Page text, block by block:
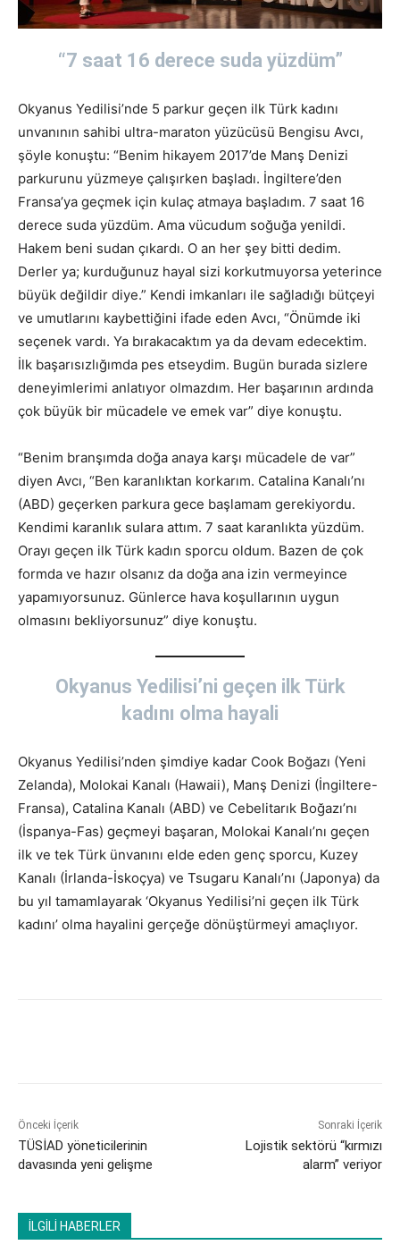
“7 saat 16 derece suda yüzdüm”
Okyanus Yedilisi’nde 5 parkur geçen ilk Türk kadını
unvanının sahibi ultra-maraton yüzücüsü Bengisu Avcı,
şöyle konuştu: “Benim hikayem 2017’de Manş Denizi
parkurunu yüzmeye çalışırken başladı. İngiltere’den
Fransa’ya geçmek için kulaç atmaya başladım. 7 saat 16
derece suda yüzdüm. Ama vücudum soğuğa yenildi.
Hakem beni sudan çıkardı. O an her şey bitti dedim.
Derler ya; kurduğunuz hayal sizi korkutmuyorsa yeterince
büyük değildir diye.” Kendi imkanları ile sağladığı bütçeyi
ve umutlarını kaybettiğini ifade eden Avcı, “Önümde iki
seçenek vardı. Ya bırakacaktım ya da devam edecektim.
İlk başarısızlığımda pes etseydim. Bugün burada sizlere
deneyimlerimi anlatıyor olmazdım. Her başarının ardında
çok büyük bir mücadele ve emek var” diye konuştu.
“Benim branşımda doğa anaya karşı mücadele de var”
diyen Avcı, “Ben karanlıktan korkarım. Catalina Kanalı’nı
(ABD) geçerken parkura gece başlamam gerekiyordu.
Kendimi karanlık sulara attım. 7 saat karanlıkta yüzdüm.
Orayı geçen ilk Türk kadın sporcu oldum. Bazen de çok
formda ve hazır olsanız da doğa ana izin vermeyince
yapamıyorsunuz. Günlerce hava koşullarının uygun
olmasını bekliyorsunuz” diye konuştu.
Okyanus Yedilisi’ni geçen ilk Türk
kadını olma hayali
Okyanus Yedilisi’nden şimdiye kadar Cook Boğazı (Yeni
Zelanda), Molokai Kanalı (Hawaii), Manş Denizi (İngiltere-
Fransa), Catalina Kanalı (ABD) ve Cebelitarık Boğazı’nı
(İspanya-Fas) geçmeyi başaran, Molokai Kanalı’nı geçen
ilk ve tek Türk ünvanını elde eden genç sporcu, Kuzey
Kanalı (İrlanda-İskoçya) ve Tsugaru Kanalı’nı (Japonya) da
bu yıl tamamlayarak ‘Okyanus Yedilisi’ni geçen ilk Türk
kadını’ olma hayalini gerçeğe dönüştürmeyi amaçlıyor.
Önceki İçerik
TÜSİAD yöneticilerinin
davasında yeni gelişme
Sonraki İçerik
Lojistik sektörü “kırmızı
alarm” veriyor
İLGİLİ HABERLER